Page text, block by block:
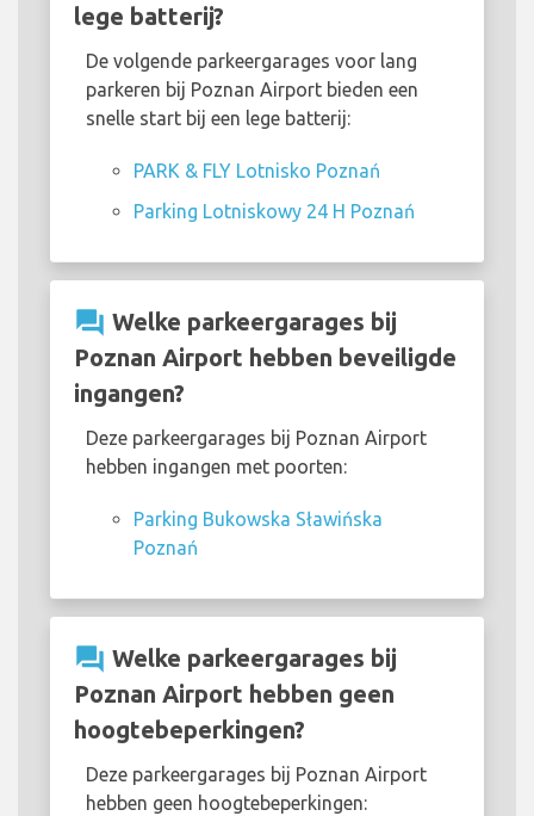
lege batterij?
De volgende parkeergarages voor lang
parkeren bij Poznan Airport bieden een
snelle start bij een lege batterij:
PARK & FLY Lotnisko Poznań
Parking Lotniskowy 24 H Poznań
question_answer Welke parkeergarages bij
Poznan Airport hebben beveiligde
ingangen?
Deze parkeergarages bij Poznan Airport
hebben ingangen met poorten:
Parking Bukowska Sławińska
Poznań
question_answer Welke parkeergarages bij
Poznan Airport hebben geen
hoogtebeperkingen?
Deze parkeergarages bij Poznan Airport
hebben geen hoogtebeperkingen: